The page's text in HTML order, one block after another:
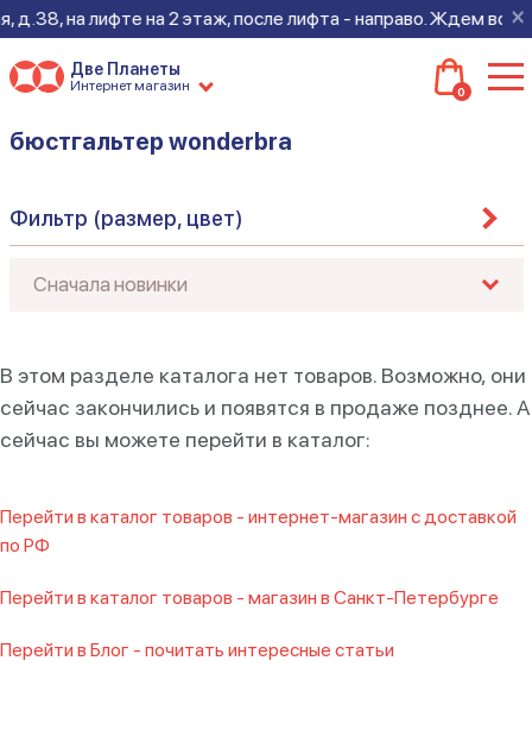
×
д.38, на лифте на 2 этаж, после лифта - направо. Ждем всех
Две Планеты
Интернет магазин 0
бюстгальтер wonderbra
Фильтр (размер, цвет)
В этом разделе каталога нет товаров. Возможно, они
сейчас закончились и появятся в продаже позднее. А
сейчас вы можете перейти в каталог:
Перейти в каталог товаров - интернет-магазин с доставкой
по РФ
Перейти в каталог товаров - магазин в Санкт-Петербурге
Перейти в Блог - почитать интересные статьи